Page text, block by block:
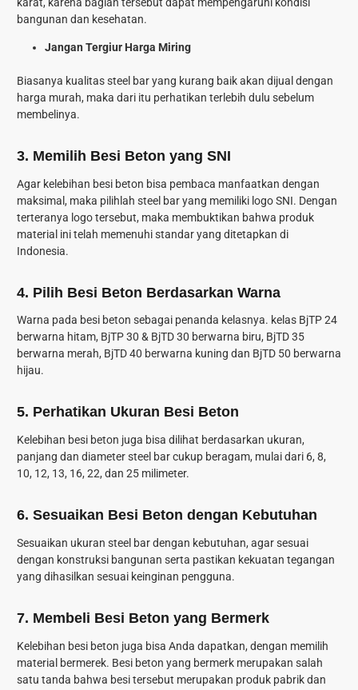
bangunan dan kesehatan.
Jangan Tergiur Harga Miring
Biasanya kualitas steel bar yang kurang baik akan dijual dengan
harga murah, maka dari itu perhatikan terlebih dulu sebelum
membelinya.
3. Memilih Besi Beton yang SNI
Agar kelebihan besi beton bisa pembaca manfaatkan dengan
maksimal, maka pilihlah steel bar yang memiliki logo SNI. Dengan
terteranya logo tersebut, maka membuktikan bahwa produk
material ini telah memenuhi standar yang ditetapkan di
Indonesia.
4. Pilih Besi Beton Berdasarkan Warna
Warna pada besi beton sebagai penanda kelasnya. kelas BjTP 24
berwarna hitam, BjTP 30 & BjTD 30 berwarna biru, BjTD 35
berwarna merah, BjTD 40 berwarna kuning dan BjTD 50 berwarna
hijau.
5. Perhatikan Ukuran Besi Beton
Kelebihan besi beton juga bisa dilihat berdasarkan ukuran,
panjang dan diameter steel bar cukup beragam, mulai dari 6, 8,
10, 12, 13, 16, 22, dan 25 milimeter.
6. Sesuaikan Besi Beton dengan Kebutuhan
Sesuaikan ukuran steel bar dengan kebutuhan, agar sesuai
dengan konstruksi bangunan serta pastikan kekuatan tegangan
yang dihasilkan sesuai keinginan pengguna.
7. Membeli Besi Beton yang Bermerk
Kelebihan besi beton juga bisa Anda dapatkan, dengan memilih
material bermerek. Besi beton yang bermerk merupakan salah
satu tanda bahwa besi tersebut merupakan produk pabrik dan